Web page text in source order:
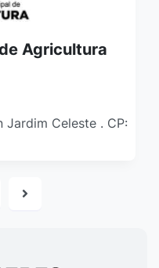
Agricultura
Jardim Celeste . CP: